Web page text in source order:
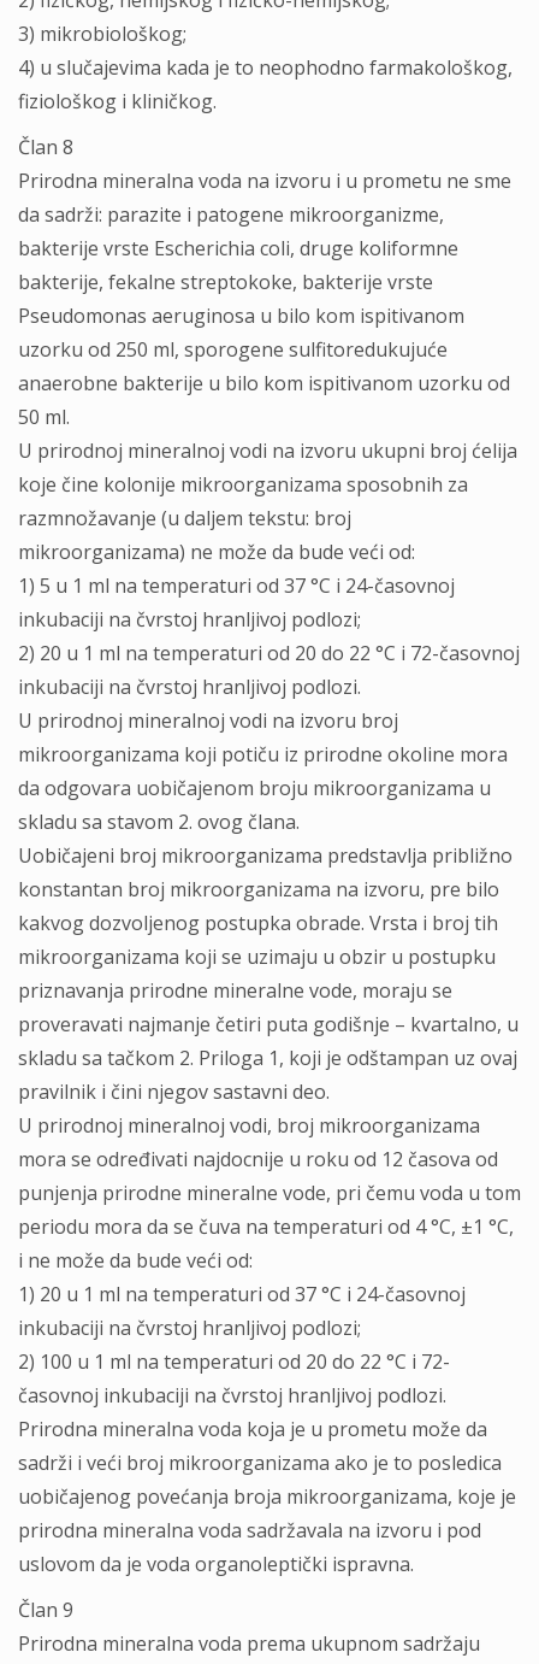
3) mikrobiološkog;
4) u slučajevima kada je to neophodno farmakološkog,
fiziološkog i kliničkog.
Član 8
Prirodna mineralna voda na izvoru i u prometu ne sme
da sadrži: parazite i patogene mikroorganizme,
bakterije vrste Escherichia coli, druge koliformne
bakterije, fekalne streptokoke, bakterije vrste
Pseudomonas aeruginosa u bilo kom ispitivanom
uzorku od 250 ml, sporogene sulfitoredukujuće
anaerobne bakterije u bilo kom ispitivanom uzorku od
50 ml.
U prirodnoj mineralnoj vodi na izvoru ukupni broj ćelija
koje čine kolonije mikroorganizama sposobnih za
razmnožavanje (u daljem tekstu: broj
mikroorganizama) ne može da bude veći od:
1) 5 u 1 ml na temperaturi od 37 °C i 24-časovnoj
inkubaciji na čvrstoj hranljivoj podlozi;
2) 20 u 1 ml na temperaturi od 20 do 22 °C i 72-časovnoj
inkubaciji na čvrstoj hranljivoj podlozi.
U prirodnoj mineralnoj vodi na izvoru broj
mikroorganizama koji potiču iz prirodne okoline mora
da odgovara uobičajenom broju mikroorganizama u
skladu sa stavom 2. ovog člana.
Uobičajeni broj mikroorganizama predstavlja približno
konstantan broj mikroorganizama na izvoru, pre bilo
kakvog dozvoljenog postupka obrade. Vrsta i broj tih
mikroorganizama koji se uzimaju u obzir u postupku
priznavanja prirodne mineralne vode, moraju se
proveravati najmanje četiri puta godišnje – kvartalno, u
skladu sa tačkom 2. Priloga 1, koji je odštampan uz ovaj
pravilnik i čini njegov sastavni deo.
U prirodnoj mineralnoj vodi, broj mikroorganizama
mora se određivati najdocnije u roku od 12 časova od
punjenja prirodne mineralne vode, pri čemu voda u tom
periodu mora da se čuva na temperaturi od 4 °C, ±1 °C,
i ne može da bude veći od:
1) 20 u 1 ml na temperaturi od 37 °C i 24-časovnoj
inkubaciji na čvrstoj hranljivoj podlozi;
2) 100 u 1 ml na temperaturi od 20 do 22 °C i 72-
časovnoj inkubaciji na čvrstoj hranljivoj podlozi.
Prirodna mineralna voda koja je u prometu može da
sadrži i veći broj mikroorganizama ako je to posledica
uobičajenog povećanja broja mikroorganizama, koje je
prirodna mineralna voda sadržavala na izvoru i pod
uslovom da je voda organoleptički ispravna.
Član 9
Prirodna mineralna voda prema ukupnom sadržaju